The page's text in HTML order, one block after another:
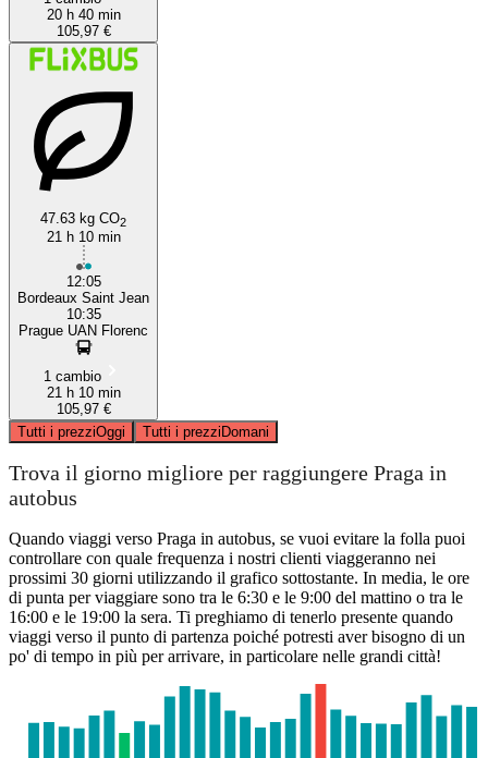
20 h 40 min
105,97 €
47.63 kg CO2
21 h 10 min
12:05
Bordeaux Saint Jean
10:35
Prague UAN Florenc
1 cambio
21 h 10 min
105,97 €
Tutti i prezziOggi Tutti i prezziDomani
Trova il giorno migliore per raggiungere Praga in
autobus
Quando viaggi verso Praga in autobus, se vuoi evitare la folla puoi
controllare con quale frequenza i nostri clienti viaggeranno nei
prossimi 30 giorni utilizzando il grafico sottostante. In media, le ore
di punta per viaggiare sono tra le 6:30 e le 9:00 del mattino o tra le
16:00 e le 19:00 la sera. Ti preghiamo di tenerlo presente quando
viaggi verso il punto di partenza poiché potresti aver bisogno di un
po' di tempo in più per arrivare, in particolare nelle grandi città!